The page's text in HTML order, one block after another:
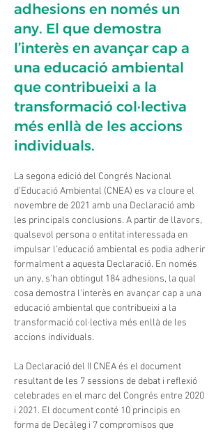
adhesions en només un
any. El que demostra
l’interès en avançar cap a
una educació ambiental
que contribueixi a la
transformació col·lectiva
més enllà de les accions
individuals.
La segona edició del Congrés Nacional
d’Educació Ambiental (CNEA) es va cloure el
novembre de 2021 amb una Declaració amb
les principals conclusions. A partir de llavors,
qualsevol persona o entitat interessada en
impulsar l’educació ambiental es podia adherir
formalment a aquesta Declaració. En només
un any, s’han obtingut 184 adhesions, la qual
cosa demostra l’interès en avançar cap a una
educació ambiental que contribueixi a la
transformació col·lectiva més enllà de les
accions individuals.
La Declaració del II CNEA és el document
resultant de les 7 sessions de debat i reflexió
celebrades en el marc del Congrés entre 2020
i 2021. El document conté 10 principis en
forma de Decàleg i 7 compromisos que